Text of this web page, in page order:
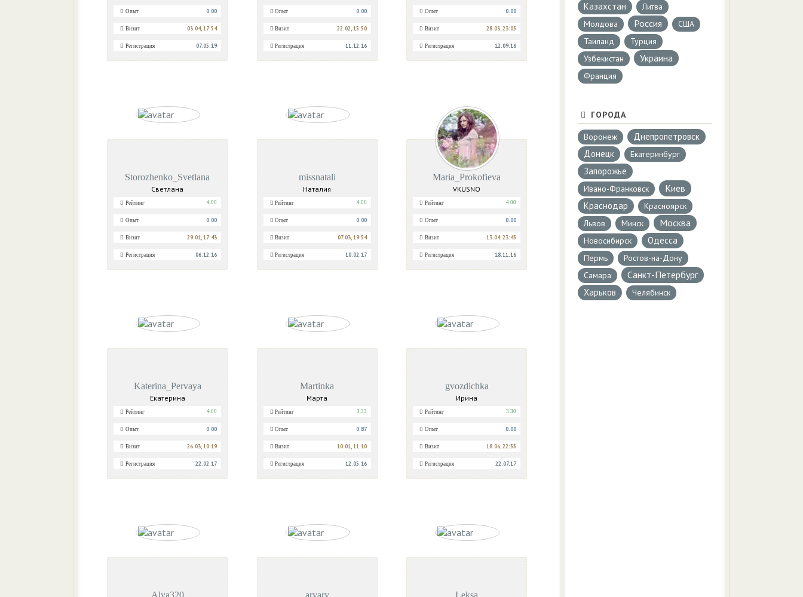
Опыт 0.00
Визит 03.04, 17:54
Регистрация 07.05.19
Опыт 0.00
Визит 22.02, 15:50
Регистрация 11.12.16
Опыт 0.00
Визит 28.03, 23:05
Регистрация 12.09.16
Storozhenko_Svetlana
Светлана
Рейтинг 4.00
Опыт 0.00
Визит 29.01, 17:43
Регистрация 06.12.16
missnatali
Наталия
Рейтинг 4.00
Опыт 0.00
Визит 07.03, 19:54
Регистрация 10.02.17
Maria_Prokofieva
VKUSNO
Рейтинг 4.00
Опыт 0.00
Визит 13.04, 23:45
Регистрация 18.11.16
Katerina_Pervaya
Екатерина
Рейтинг 4.00
Опыт 0.00
Визит 26.03, 10:19
Регистрация 22.02.17
Martinka
Марта
Рейтинг 3.33
Опыт 0.87
Визит 10.01, 11:10
Регистрация 12.05.16
gvozdichka
Ирина
Рейтинг 3.30
Опыт 0.00
Визит 18.06, 22:55
Регистрация 22.07.17
Alya320 aryary Leksa
Казахстан
Литва
Молдова
Россия
США
Таиланд
Турция
Узбекистан
Украина
Франция
ГОРОДА
Воронеж
Днепропетровск
Донецк
Екатеринбург
Запорожье
Ивано-Франковск Киев
Краснодар
Красноярск
Львов
Минск Москва
Новосибирск Одесса
Пермь
Ростов-на-Дону
Самара
Санкт-Петербург
Харьков Челябинск